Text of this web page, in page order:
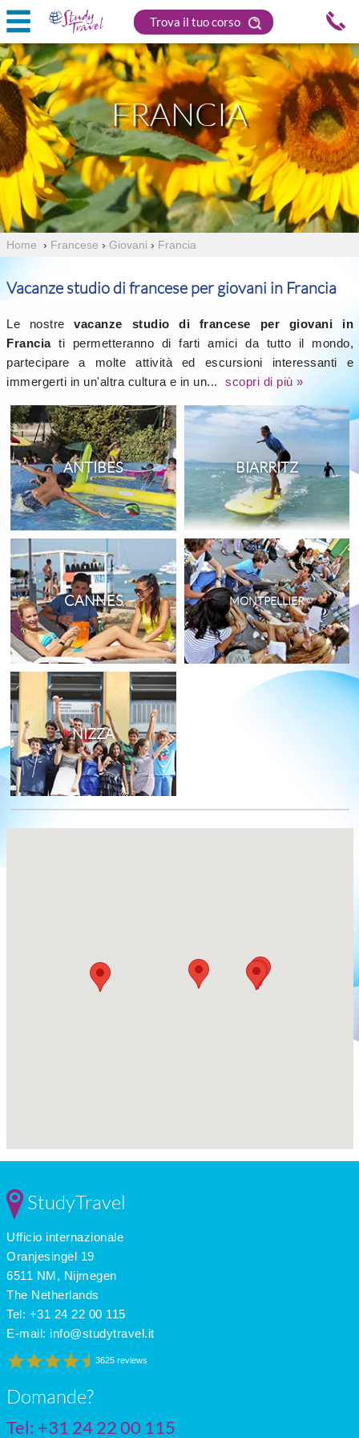
Trova il tuo corso
FRANCIA
Home › Francese › Giovani › Francia
Vacanze studio di francese per giovani in Francia
Le nostrevacanze studio di francese per giovani in
Franciati permetteranno di farti amici da tutto il mondo,
partecipare a molte attività ed escursioni interessanti e
immergerti in un'altra cultura e in un...
scopri di più »
ANTIBES BIARRITZ
CANNES MONTPELLIER
NIZZA
StudyTravel
Ufficio internazionale
Oranjesingel 19
6511 NM, Nijmegen
The Netherlands
Tel: +31 24 22 00 115
E-mail: info@studytravel.it
3625 reviews
Domande?
Tel: +31 24 22 00 115